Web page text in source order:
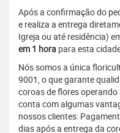
Após a confirmação do
e realiza a entrega
Igreja ou até residência)
em 1 hora para esta
Nós somos a única
9001, o que garante
coroas de flores
conta com algumas
nossos clientes:
dias após a entrega da